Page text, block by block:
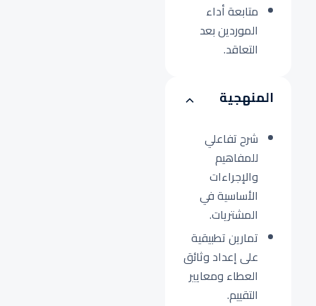
متابعة أداء
الموردين بعد
التعاقد.
المنهجية
شرح تفاعلي
للمفاهيم
والإجراءات
الأساسية في
المشتريات.
تمارين تطبيقية
على إعداد وثائق
العطاء ومعايير
التقييم.